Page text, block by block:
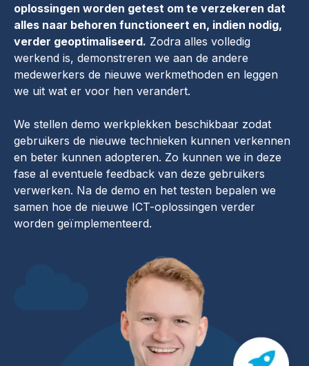
oplossingen worden getest om te verzekeren dat
alles naar behoren functioneert en, indien nodig,
verder geoptimaliseerd. Zodra alles volledig
werkend is, demonstreren we aan de andere
medewerkers de nieuwe werkmethoden en leggen
we uit wat er voor hen verandert.
We stellen demo werkplekken beschikbaar zodat
gebruikers de nieuwe technieken kunnen verkennen
en beter kunnen adopteren. Zo kunnen we in deze
fase al eventuele feedback van deze gebruikers
verwerken. Na de demo en het testen bepalen we
samen hoe de nieuwe ICT-oplossingen verder
worden geïmplementeerd.